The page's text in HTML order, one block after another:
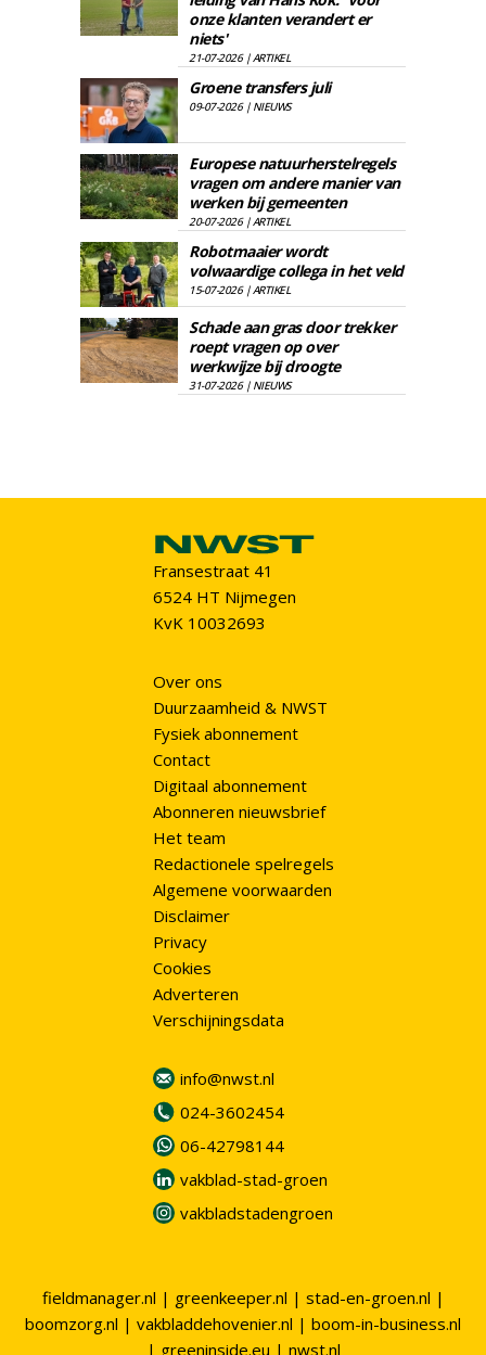
onze klanten verandert er
niets'
21-07-2026 | ARTIKEL
Groene transfers juli
09-07-2026 | NIEUWS
Europese natuurherstelregels
vragen om andere manier van
werken bij gemeenten
20-07-2026 | ARTIKEL
Robotmaaier wordt
volwaardige collega in het veld
15-07-2026 | ARTIKEL
Schade aan gras door trekker
roept vragen op over
werkwijze bij droogte
31-07-2026 | NIEUWS
Fransestraat 41
6524 HT Nijmegen
KvK 10032693
Over ons
Duurzaamheid & NWST
Fysiek abonnement
Contact
Digitaal abonnement
Abonneren nieuwsbrief
Het team
Redactionele spelregels
Algemene voorwaarden
Disclaimer
Privacy
Cookies
Adverteren
Verschijningsdata
info@nwst.nl
024-3602454
06-42798144
vakblad-stad-groen
vakbladstadengroen
fieldmanager.nl | greenkeeper.nl | stad-en-groen.nl |
boomzorg.nl | vakbladdehovenier.nl | boom-in-business.nl
| greeninside.eu | nwst.nl